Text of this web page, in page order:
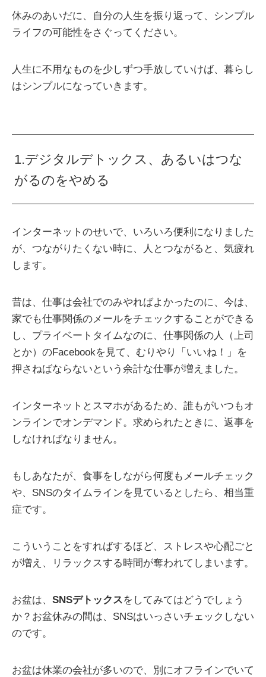
休みのあいだに、自分の人生を振り返って、シンプル
ライフの可能性をさぐってください。
人生に不用なものを少しずつ手放していけば、暮らし
はシンプルになっていきます。
1.デジタルデトックス、あるいはつな
がるのをやめる
インターネットのせいで、いろいろ便利になりました
が、つながりたくない時に、人とつながると、気疲れ
します。
昔は、仕事は会社でのみやればよかったのに、今は、
家でも仕事関係のメールをチェックすることができる
し、プライベートタイムなのに、仕事関係の人（上司
とか）のFacebookを見て、むりやり「いいね！」を
押さねばならないという余計な仕事が増えました。
インターネットとスマホがあるため、誰もがいつもオ
ンラインでオンデマンド。求められたときに、返事を
しなければなりません。
もしあなたが、食事をしながら何度もメールチェック
や、SNSのタイムラインを見ているとしたら、相当重
症です。
こういうことをすればするほど、ストレスや心配ごと
が増え、リラックスする時間が奪われてしまいます。
お盆は、 SNSデトックスをしてみてはどうでしょう
か？お盆休みの間は、SNSはいっさいチェックしない
のです。
お盆は休業の会社が多いので、別にオフラインでいて